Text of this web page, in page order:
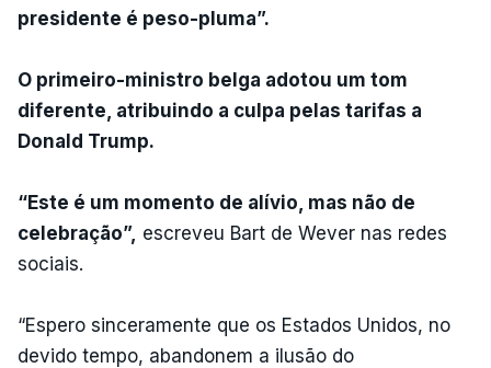
presidente é peso-pluma”.
O primeiro-ministro belga adotou um tom
diferente, atribuindo a culpa pelas tarifas a
Donald Trump.
“Este é um momento de alívio, mas não de
celebração”, escreveu Bart de Wever nas redes
sociais.
“Espero sinceramente que os Estados Unidos, no
devido tempo, abandonem a ilusão do